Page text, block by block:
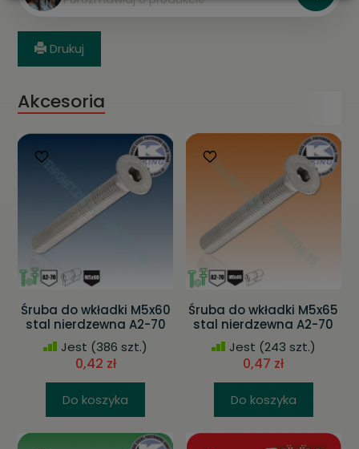
Drukuj
Akcesoria
Śruba do wkładki M5x60
stal nierdzewna A2-70
Jest (386 szt.)
0,42 zł
Do koszyka
Śruba do wkładki M5x65
stal nierdzewna A2-70
Jest (243 szt.)
0,47 zł
Do koszyka